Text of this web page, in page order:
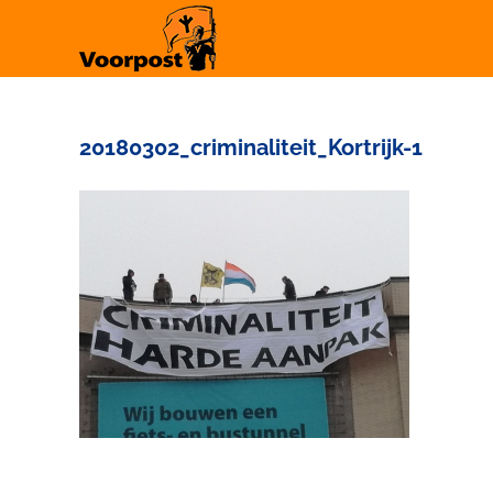
20180302_criminaliteit_Kortrijk-1